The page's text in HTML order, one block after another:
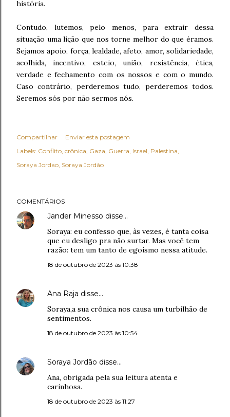
história.
Contudo, lutemos, pelo menos, para extrair dessa
situação uma lição que nos torne melhor do que éramos.
Sejamos apoio, força, lealdade, afeto, amor, solidariedade,
acolhida, incentivo, esteio, união, resistência, ética,
verdade e fechamento com os nossos e com o mundo.
Caso contrário, perderemos tudo, perderemos todos.
Seremos sós por não sermos nós.
Compartilhar
Enviar esta postagem
Labels: Conflito crônica Gaza Guerra Israel Palestina
Soraya Jordao Soraya Jordão
COMENTÁRIOS
Jander Minesso disse…
Soraya: eu confesso que, às vezes, é tanta coisa
que eu desligo pra não surtar. Mas você tem
razão: tem um tanto de egoísmo nessa atitude.
18 de outubro de 2023 às 10:38
Ana Raja disse…
Soraya,a sua crônica nos causa um turbilhão de
sentimentos.
18 de outubro de 2023 às 10:54
Soraya Jordão disse…
Ana, obrigada pela sua leitura atenta e
carinhosa.
18 de outubro de 2023 às 11:27